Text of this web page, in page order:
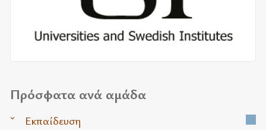
Πρόσφατα ανά αμάδα
Εκπαίδευση